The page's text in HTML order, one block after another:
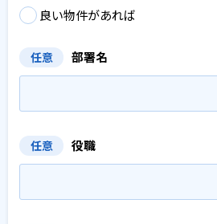
良い物件があれば
任意 部署名
任意 役職